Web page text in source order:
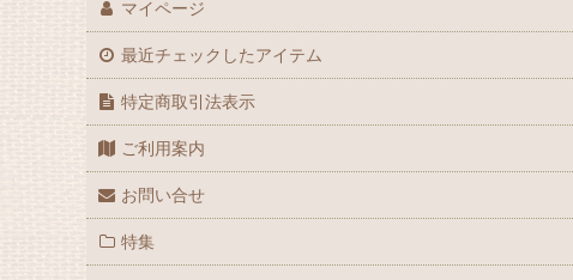
マイページ
最近チェックしたアイテム
特定商取引法表示
ご利用案内
お問い合せ
特集